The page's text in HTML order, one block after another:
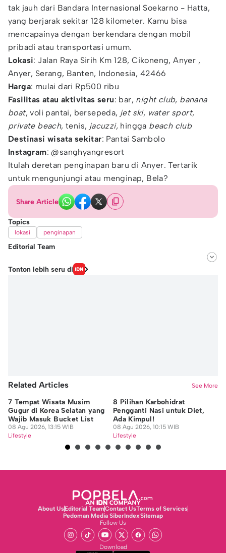
tak jauh dari Bandara Internasional Soekarno - Hatta,
yang berjarak sekitar 128 kilometer. Kamu bisa
mencapainya dengan berkendara dengan mobil
pribadi atau transportasi umum.
Lokasi: Jalan Raya Sirih Km 128, Cikoneng, Anyer ,
Anyer, Serang, Banten, Indonesia, 42466
Harga: mulai dari Rp500 ribu
Fasilitas atau aktivitas seru: bar, night club, banana
boat, voli pantai, bersepeda, jet ski, water sport,
private beach, tenis, jacuzzi, hingga beach club
Destinasi wisata sekitar: Pantai Sambolo
Instagram: @sanghyangresort
Itulah deretan penginapan baru di Anyer. Tertarik
untuk mengunjungi atau menginap, Bela?
Share Article
Topics
lokasi penginapan
Editorial Team
Editor
Tonton lebih seru di
Related Articles See More
7 Tempat Wisata Musim
Gugur di Korea Selatan yang
Wajib Masuk Bucket List
08 Agu 2026, 13:15 WIB
Lifestyle
8 Pilihan Karbohidrat
Pengganti Nasi untuk Diet,
Ada Kimpul!
08 Agu 2026, 10:15 WIB
Lifestyle
About UsEditorial TeamContact UsTerms of Services
Pedoman Media SiberIndexSitemap
Follow Us
Download